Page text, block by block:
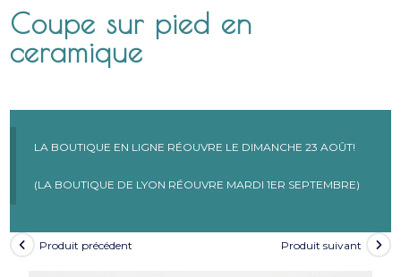
Coupe sur pied en
ceramique
LA BOUTIQUE EN LIGNE RÉOUVRE LE DIMANCHE 23 AOÛT!
(LA BOUTIQUE DE LYON RÉOUVRE MARDI 1ER SEPTEMBRE)
Produit précédent Produit suivant